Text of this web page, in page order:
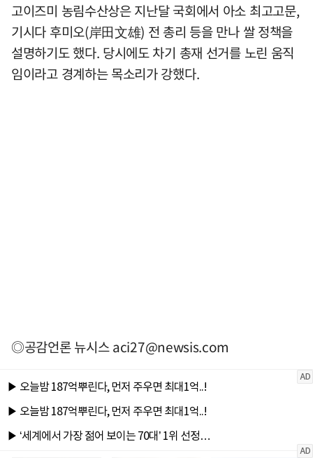
고이즈미 농림수산상은 지난달 국회에서 아소 최고고문,
기시다 후미오(岸田文雄) 전 총리 등을 만나 쌀 정책을
설명하기도 했다. 당시에도 차기 총재 선거를 노린 움직
임이라고 경계하는 목소리가 강했다.
◎공감언론 뉴시스aci27@newsis.com